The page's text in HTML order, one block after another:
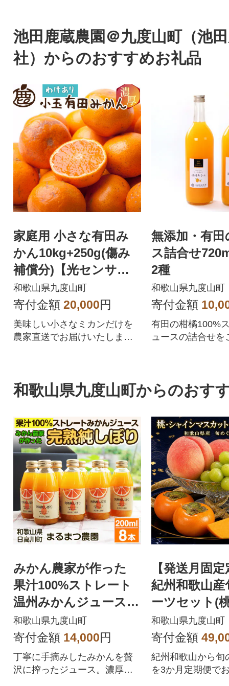
池田鹿蔵農園＠九度山町（池
社）からのおすすめお礼品
家庭用 小さな有田み
かん10kg+250g(傷み
補償分)【光センサー
選果】【訳あり】
和歌山県九度山町
寄付金額 20,000円
美味しい小さなミカンだけを
農家直送でお届けいたしま
無添加・有
ス詰合せ
2種
和歌山県九度山町
寄付金額
有田の柑橘100%
ュースの詰合せを
和歌山県九度山町からのおす
みかん農家が作った
果汁100%ストレート
温州みかんジュース20
0ml×8本 和歌山県
和歌山県九度山町
寄付金額 14,000円
丁寧に手摘みしたみかんを贅
沢に搾ったジュース。濃厚な
【発送月固
紀州和歌山
ーツセット(
インマスカ
たねなし柿)
和歌山県九度山町
寄付金額
紀州和歌山から旬
を3か月定期便で